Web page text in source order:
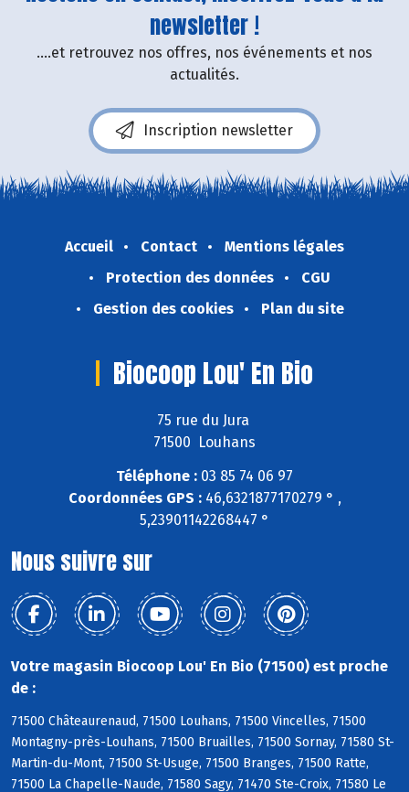
newsletter !
....et retrouvez nos offres, nos événements et nos
actualités.
Inscription newsletter
Accueil Contact
Mentions légales
Protection des données
CGU
Gestion des cookies
Plan du site
Biocoop Lou' En Bio
75 rue du Jura
71500 Louhans
Téléphone : 03 85 74 06 97
Coordonnées GPS :46,6321877170279 ° ,
5,23901142268447 °
Nous suivre sur
Votre magasin Biocoop Lou' En Bio (71500) est proche
de :
71500 Châteaurenaud, 71500 Louhans, 71500 Vincelles, 71500
Montagny-près-Louhans, 71500 Bruailles, 71500 Sornay, 71580 St-
Martin-du-Mont, 71500 St-Usuge, 71500 Branges, 71500 Ratte,
71500 La Chapelle-Naude, 71580 Sagy, 71470 Ste-Croix, 71580 Le